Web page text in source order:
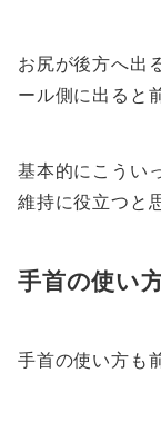
お尻が後方へ出
ール側に出ると
基本的にこうい
維持に役立つと
手首の使い
手首の使い方も